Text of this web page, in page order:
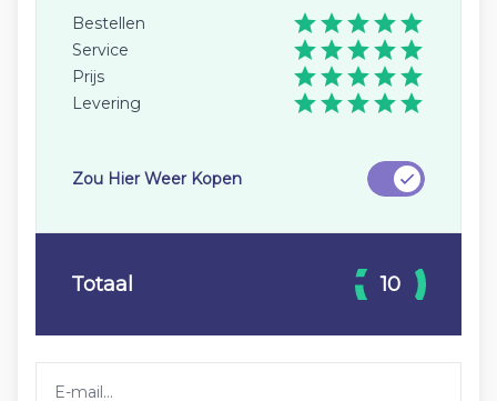
Bestellen
Service
Prijs
Levering
Zou Hier Weer Kopen
Totaal 10